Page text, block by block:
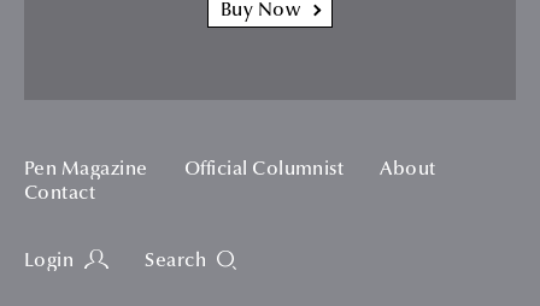
Buy Now
Pen Magazine Official Columnist
About
Contact
Login Search